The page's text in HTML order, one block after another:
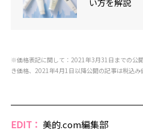
※価格表記に関して：2021年3月31日までの公
き価格、2021年4月1日以降公開の記事は税込み
EDIT： 美的.com編集部